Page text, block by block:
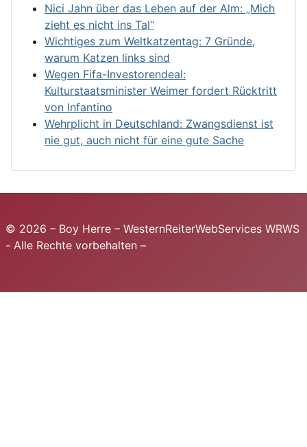
Nici Jahn über das Leben auf der Alm: „Mich
zieht es nicht ins Tal“
Wichtiges zum Weltkatzentag: 7 Gründe,
warum Katzen links sind
Wegen Fifa-Investorendeal:
Kulturstaatsminister Weimer fordert Rücktritt
von Infantino
Wehrplicht in Deutschland: Zwangsdienst ist
nie gut, auch nicht für eine gute Sache
© 2026 – Boy Herre – WesternReiterWebServices WRWS
- Alle Rechte vorbehalten –